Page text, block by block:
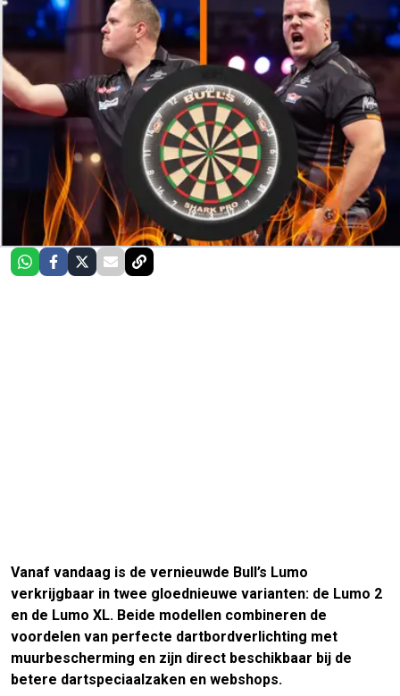
Vanaf vandaag is de vernieuwde Bull’s Lumo
verkrijgbaar in twee gloednieuwe varianten: de Lumo 2
en de Lumo XL. Beide modellen combineren de
voordelen van perfecte dartbordverlichting met
muurbescherming en zijn direct beschikbaar bij de
betere dartspeciaalzaken en webshops.